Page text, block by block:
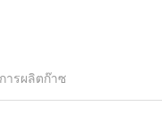
ารผลิตก๊าซ